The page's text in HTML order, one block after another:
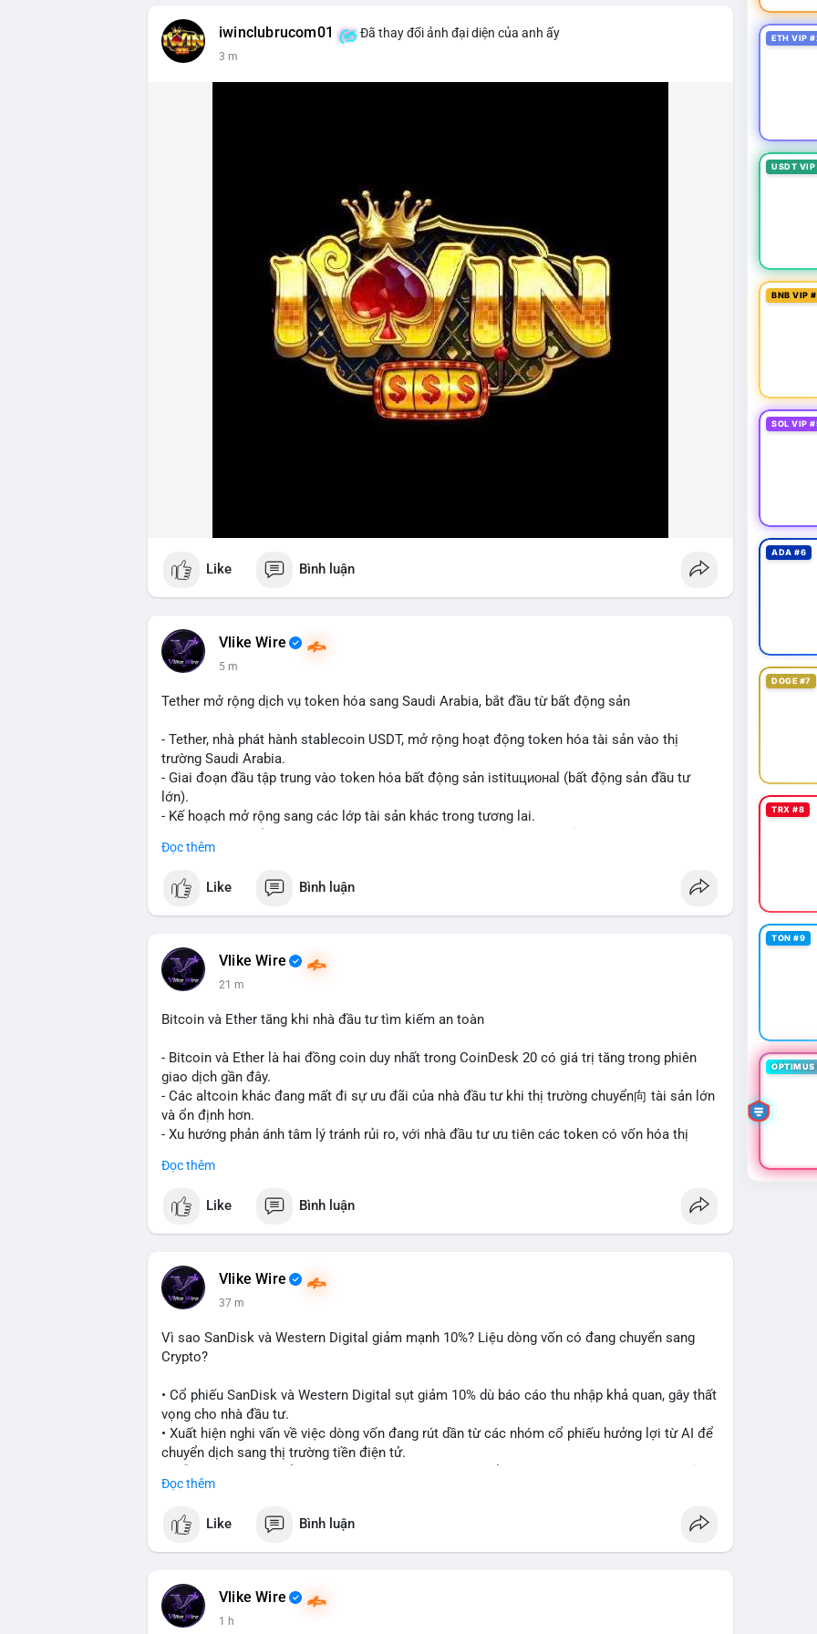
iwinclubrucom01 Đã thay đổi ảnh đại diện của anh ấy
3 m
Like Bình luận
Vlike Wire
6 m
Tether mở rộng dịch vụ token hóa sang Saudi Arabia, bắt đầu từ bất động sản
- Tether, nhà phát hành stablecoin USDT, mở rộng hoạt động token hóa tài sản vào thị
trường Saudi Arabia.
- Giai đoạn đầu tập trung vào token hóa bất động sản istituционаl (bất động sản đầu tư
lớn).
- Kế hoạch mở rộng sang các lớp tài sản khác trong tương lai.
blockchain.
#binancesquare #cryptonews #usdt
#blockchain
$usdt
#vlikevn #titanbot
📰 Nguồn: CoinDesk
Đọc thêm
Like Bình luận
Vlike Wire
21 m
Bitcoin và Ether tăng khi nhà đầu tư tìm kiếm an toàn
- Bitcoin và Ether là hai đồng coin duy nhất trong CoinDesk 20 có giá trị tăng trong phiên
giao dịch gần đây.
- Các altcoin khác đang mất đi sự ưu đãi của nhà đầu tư khi thị trường chuyển向 tài sản lớn
và ổn định hơn.
- Xu hướng phản ánh tâm lý tránh rủi ro, với nhà đầu tư ưu tiên các token có vốn hóa thị
#vlikevn #titanbot
📰 Nguồn: CoinDesk
Đọc thêm
Like Bình luận
Vlike Wire
37 m
Vì sao SanDisk và Western Digital giảm mạnh 10%? Liệu dòng vốn có đang chuyển sang
Crypto?
• Cổ phiếu SanDisk và Western Digital sụt giảm 10% dù báo cáo thu nhập khả quan, gây thất
vọng cho nhà đầu tư.
• Xuất hiện nghi vấn về việc dòng vốn đang rút dần từ các nhóm cổ phiếu hưởng lợi từ AI để
chuyển dịch sang thị trường tiền điện tử.
công nghệ và crypto.
#binancesquare #cryptonews #marketanalysis
#vlikevn #titanbot
Đọc thêm
Like Bình luận
Vlike Wire
1 h
ETH VIP
USDT
BNB VIP
SOL VIP
ADA #6
DOGE #7
TRX #8
TON #9
OPTIMUS